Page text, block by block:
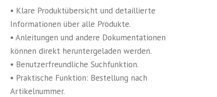
• Klare Produktübersicht und detaillierte
Informationen über alle Produkte.
• Anleitungen und andere Dokumentationen
können direkt heruntergeladen werden.
• Benutzerfreundliche Suchfunktion.
• Praktische Funktion: Bestellung nach
Artikelnummer.